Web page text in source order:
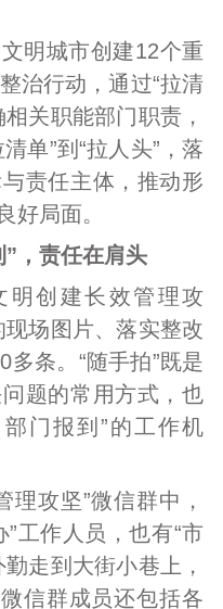
城市创建12个重
治行动，通过“拉清
关职能部门职责，
单”到“拉人头”，落
责任主体，推动形
好局面。
”，责任在肩头
创建长效管理攻
现场图片、落实整改
条。“随手拍”既是
题的常用方式，也
门报到”的工作机
攻坚”微信群中，
工作人员，也有“市
走到大街小巷上，
信群成员还包括各